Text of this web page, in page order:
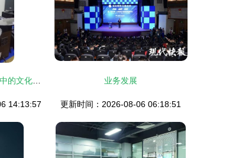
14:13:57
业务发展
更新时间：2026-08-06 06:18:51